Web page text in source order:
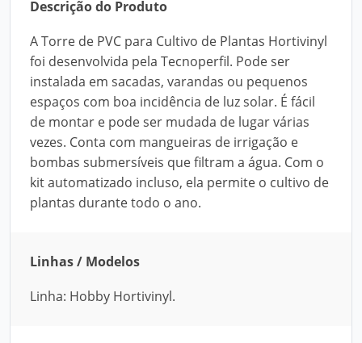
Descrição do Produto
A Torre de PVC para Cultivo de Plantas Hortivinyl
foi desenvolvida pela Tecnoperfil. Pode ser
instalada em sacadas, varandas ou pequenos
espaços com boa incidência de luz solar. É fácil
de montar e pode ser mudada de lugar várias
vezes. Conta com mangueiras de irrigação e
bombas submersíveis que filtram a água. Com o
kit automatizado incluso, ela permite o cultivo de
plantas durante todo o ano.
Linhas / Modelos
Linha: Hobby Hortivinyl.